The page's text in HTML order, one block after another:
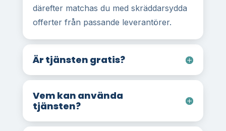
därefter matchas du med skräddarsydda
offerter från passande leverantörer.
Är tjänsten gratis?
Vem kan använda
tjänsten?